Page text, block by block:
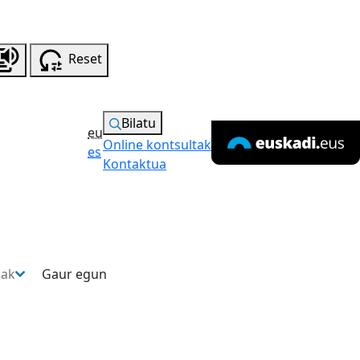
Reset
eu
es
Bilatu
Online kontsultak
Kontaktua
Gaur egun